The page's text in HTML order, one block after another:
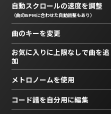
自動スクロールの速度を調整
（曲のBPMに合わせた自動調整もあり）
曲のキーを変更
お気に入りに上限なしで曲を追
加
メトロノームを使用
コード譜を自分用に編集